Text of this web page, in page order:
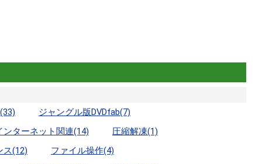
ジャングル版DVDfab(7)
ンターネット関連(14)
圧縮解凍(1)
ス(12)
ファイル操作(4)